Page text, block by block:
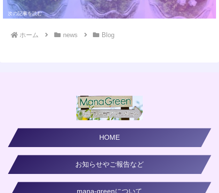
ホーム news Blog
HOME
お知らせやご報告など
mana-greenについて